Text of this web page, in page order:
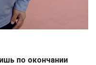
по окончании